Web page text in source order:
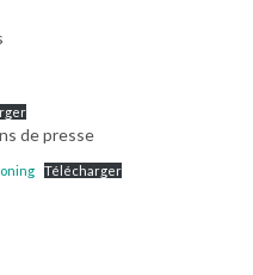
de presse
Télécharger